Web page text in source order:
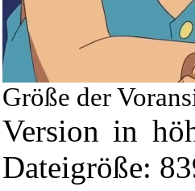
Größe der
Version in
Dateigröße: